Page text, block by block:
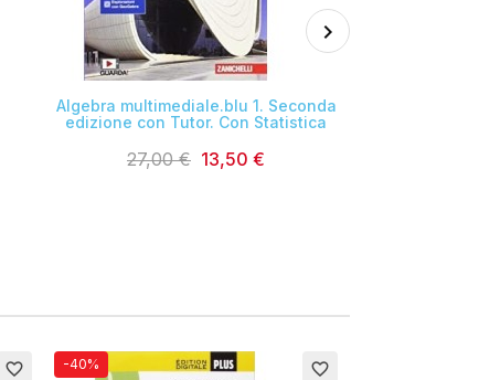

Algebra multimediale.blu 1. Seconda
edizione con Tutor. Con Statistica
27,00 € 13,50 €
favorite_border favorite_border
-40%